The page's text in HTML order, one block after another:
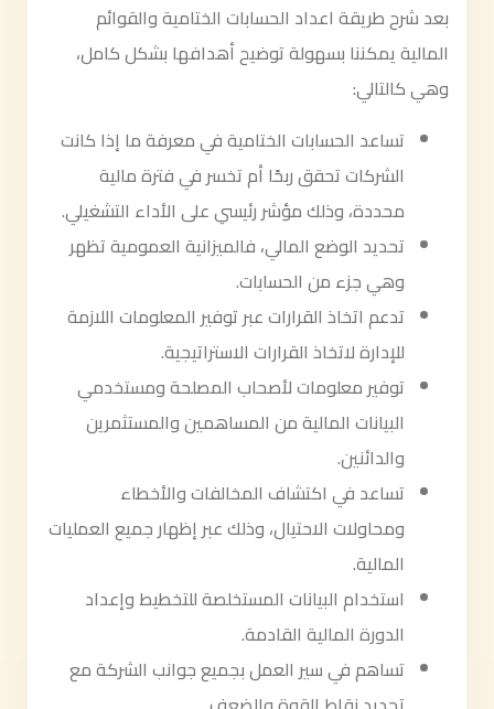
بعد شرح طريقة اعداد الحسابات الختامية والقوائم
المالية يمكننا بسهولة توضيح أهدافها بشكل كامل،
وهي كالتالي:
تساعد الحسابات الختامية في معرفة ما إذا كانت
الشركات تحقق ربحًا أم تخسر في فترة مالية
محددة، وذلك مؤشر رئيسي على الأداء التشغيلي.
تحديد الوضع المالي، فالميزانية العمومية تظهر
وهي جزء من الحسابات.
تدعم اتخاذ القرارات عبر توفير المعلومات اللازمة
للإدارة لاتخاذ القرارات الاستراتيجية.
توفير معلومات لأصحاب المصلحة ومستخدمي
البيانات المالية من المساهمين والمستثمرين
والدائنين.
تساعد في اكتشاف المخالفات والأخطاء
ومحاولات الاحتيال، وذلك عبر إظهار جميع العمليات
المالية.
استخدام البيانات المستخلصة للتخطيط وإعداد
الدورة المالية القادمة.
تساهم في سير العمل بجميع جوانب الشركة مع